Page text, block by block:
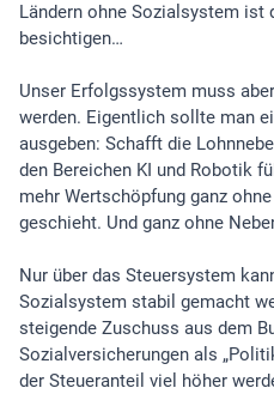
Ländern ohne Sozialsystem ist
besichtigen…
Unser Erfolgssystem muss
werden. Eigentlich sollte man
ausgeben: Schafft die
den Bereichen KI und Robotik
mehr Wertschöpfung ganz
geschieht. Und ganz ohne
Nur über das Steuersystem
Sozialsystem stabil gemacht
steigende Zuschuss aus dem
Sozialversicherungen als
der Steueranteil viel höher